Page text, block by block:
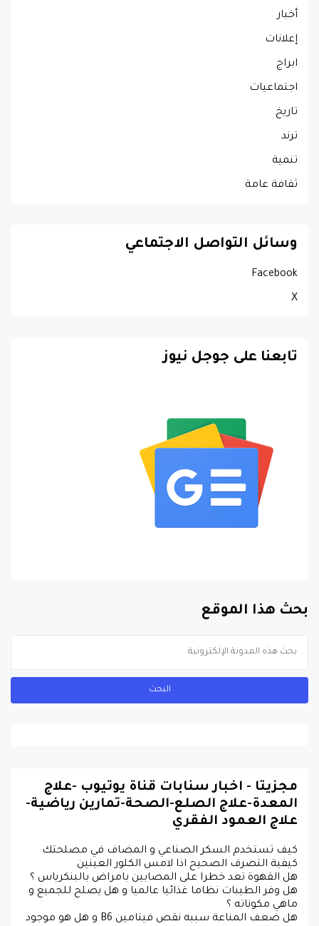
أخبار
إعلانات
ابراج
اجتماعيات
تاريخ
ترند
تنمية
ثقافة عامة
وسائل التواصل الاجتماعي
Facebook
X
تابعنا على جوجل نيوز
بحث هذا الموقع
مجزيتا - اخبار سنابات قناة يوتيوب -علاج
المعدة-علاج الصلع-الصحة-تمارين رياضية-
علاج العمود الفقري
كيف تستخدم السكر الصناعي و المضاف في مصلحتك
كيفية التصرف الصحيح اذا لامس الكلور العينين
هل القهوة تعد خطرا على المصابين بامراض بالبنكرياس ؟
هل وفر الطيبات نظاما غذائيا عالميا و هل يصلح للجميع و
ماهي مكوناته ؟
هل ضعف المناعة سببه نقص فيتامين B6 و هل هو موجود